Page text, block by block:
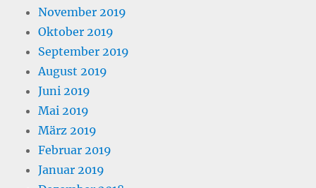
November 2019
Oktober 2019
September 2019
August 2019
Juni 2019
Mai 2019
März 2019
Februar 2019
Januar 2019